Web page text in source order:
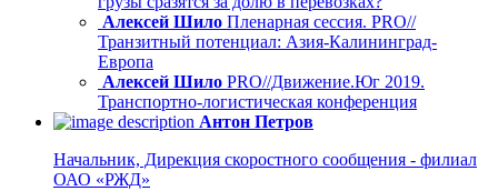
Алексей Шило Пленарная сессия. PRO//
Транзитный потенциал: Азия-Калининград-
Европа
Алексей Шило PRO//Движение.Юг 2019.
Транспортно-логистическая конференция
Антон Петров
Начальник, Дирекция скоростного сообщения - филиал
ОАО «РЖД»